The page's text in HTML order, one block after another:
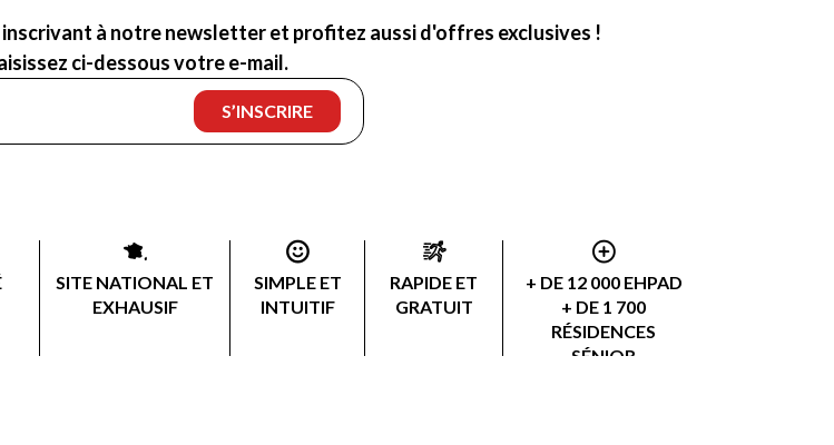
à notre newsletter et profitez aussi d'offres exclusives !
ci-dessous votre e-mail.
SITE NATIONAL ET
EXHAUSIF
SIMPLE ET
INTUITIF
RAPIDE ET
GRATUIT
+ DE 12 000 EHPAD
+ DE 1 700
RÉSIDENCES
SÉNIOR